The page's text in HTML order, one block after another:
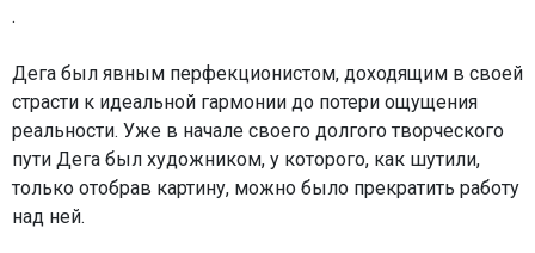
.
Дега был явным перфекционистом, доходящим в своей
страсти к идеальной гармонии до потери ощущения
реальности. Уже в начале своего долгого творческого
пути Дега был художником, у которого, как шутили,
только отобрав картину, можно было прекратить работу
над ней.